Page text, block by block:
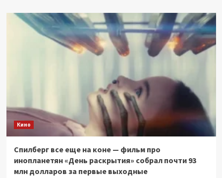
Том
Хэнкс
сорвался
на
критиков
Кино
Спилберг все еще на коне — фильм про
инопланетян «День раскрытия» собрал почти 93
млн долларов за первые выходные